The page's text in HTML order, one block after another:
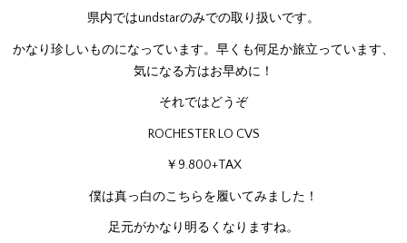
県内ではundstarのみでの取り扱いです。
かなり珍しいものになっています。早くも何足か旅立っています、
気になる方はお早めに！
それではどうぞ
ROCHESTER LO CVS
￥9.800+TAX
僕は真っ白のこちらを履いてみました！
足元がかなり明るくなりますね。